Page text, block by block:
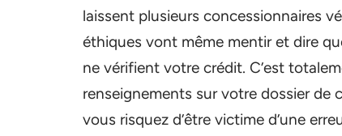
laissent plusieurs concessionnaires
éthiques vont même mentir et dire
ne vérifient votre crédit. C’est
renseignements sur votre dossier
vous risquez d’être victime d’une